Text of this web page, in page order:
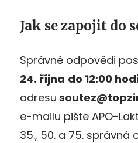
Jak se zapojit do
Správné odpovědi
24. října do 12:00
adresu
e-mailu pište APO-
35., 50. a 75. správná